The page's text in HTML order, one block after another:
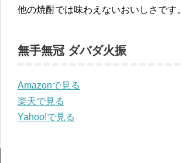
他の焼酎では味わえないおいしさです。
無手無冠 ダバダ火振
Amazonで見る
楽天で見る
Yahoo!で見る